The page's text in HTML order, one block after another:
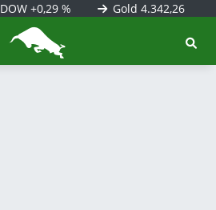
DOW+0,29 % Gold 4.342,26
BörsenNEWS.de